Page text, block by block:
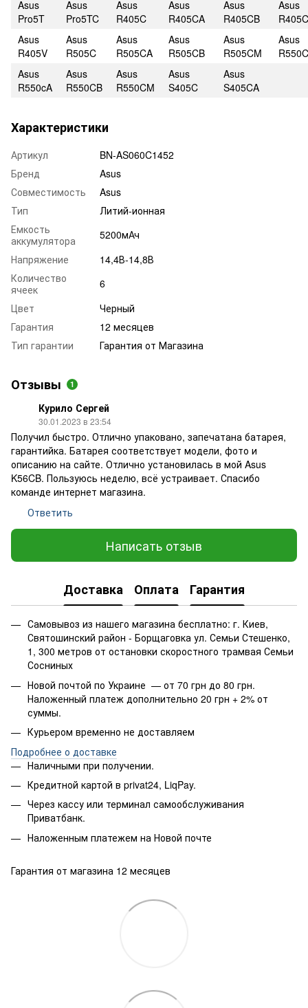
Asus
Pro5T
Asus
Pro5TC
Asus
R405C
Asus
R405CA
Asus
R405CB
Asus
Asus
R405V
Asus
R505C
Asus
R505CA
Asus
R505CB
Asus
R505CM
Asus
R550C
Asus
R550cA
Asus
R550CB
Asus
R550CM
Asus
S405C
Asus
S405CA
Характеристики
Артикул
BN-AS060C1452
Бренд
Asus
Совместимость
Asus
Тип
Литий-ионная
Емкость
аккумулятора
5200мАч
Напряжение
14,4В-14,8В
Количество
ячеек
6
Цвет
Черный
Гарантия
12 месяцев
Тип гарантии
Гарантия от Магазина
Отзывы 1
Курило Сергей
30.01.2023 в 23:54
Получил быстро. Отлично упаковано, запечатана батарея,
гарантийка. Батарея соответствует модели, фото и
описанию на сайте. Отлично установилась в мой Asus
K56CB. Пользуюсь неделю, всё устраивает. Спасибо
команде интернет магазина.
Ответить
Написать отзыв
Доставка Оплата Гарантия
Самовывоз из нашего магазина бесплатно: г. Киев,
Святошинский район - Борщаговка ул. Семьи Стешенко,
1, 300 метров от остановки скоростного трамвая Семьи
Сосниных
Новой почтой по Украине — от 70 грн до 80 грн.
Наложенный платеж дополнительно 20 грн + 2% от
суммы.
Курьером временно не доставляем
Подробнее о доставке
Наличными при получении.
Кредитной картой в privat24, LiqPay.
Через кассу или терминал самообслуживания
Приватбанк.
Наложенным платежем на Новой почте
Гарантия от магазина 12 месяцев